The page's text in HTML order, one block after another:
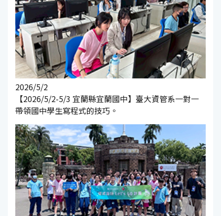
2026/5/2
【2026/5/2-5/3 宜蘭縣宜蘭國中】臺大資管系一對一
帶領國中學生寫程式的技巧。